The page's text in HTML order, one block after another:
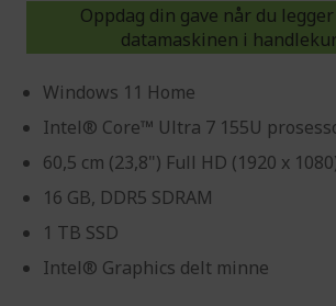
Oppdag din gave når du
datamaskinen i
Windows 11 Home
Intel® Core™ Ultra 7 155U
60,5 cm (23,8") Full HD (1920 x
16 GB, DDR5 SDRAM
1 TB SSD
Intel® Graphics delt minne